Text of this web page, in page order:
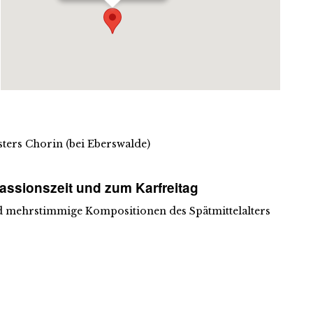
Chorin (bei Eberswalde)
und zum Karfreitag
Kompositionen des Spätmittelalters